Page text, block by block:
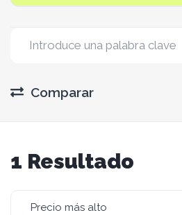
Comparar
1 Resultado
Precio más alto